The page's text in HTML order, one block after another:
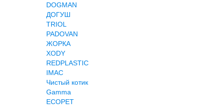
DOGMAN
ДОГУШ
TRIOL
PADOVAN
ЖОРКА
XODY
REDPLASTIC
IMAC
Чистый котик
Gamma
ECOPET